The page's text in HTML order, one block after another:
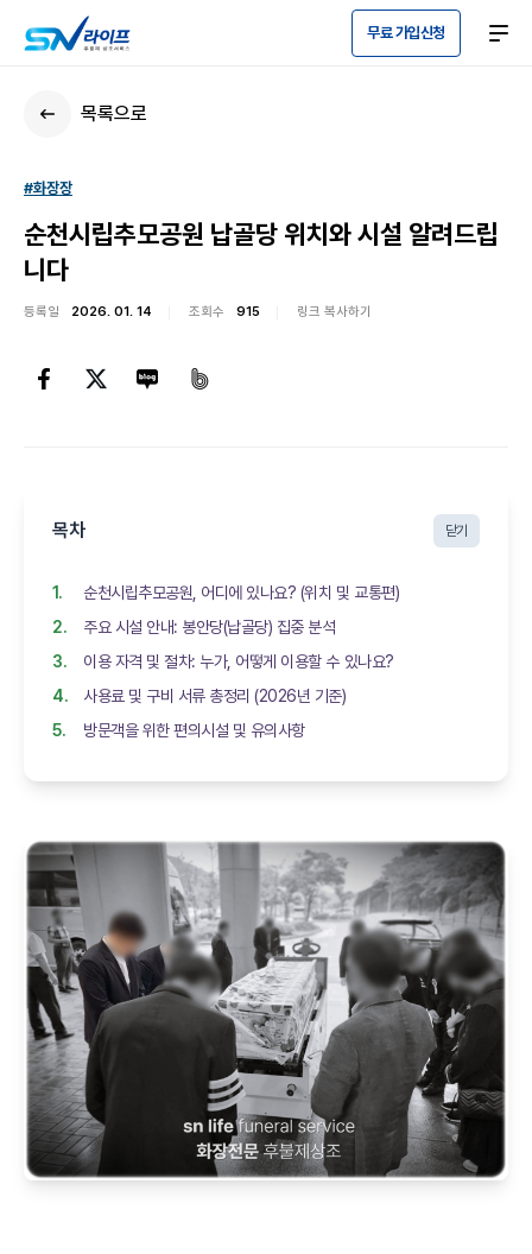
무료 가입신청
목록으로
#화장장
순천시립추모공원 납골당 위치와 시설 알려드립
니다
등록일 2026. 01. 14 조회수 915 링크 복사하기
목차 닫기
순천시립추모공원, 어디에 있나요? (위치 및 교통편)
주요 시설 안내: 봉안당(납골당) 집중 분석
이용 자격 및 절차: 누가, 어떻게 이용할 수 있나요?
사용료 및 구비 서류 총정리 (2026년 기준)
방문객을 위한 편의시설 및 유의사항